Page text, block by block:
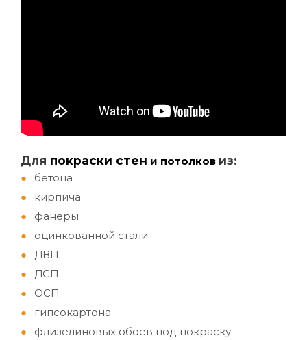
Для покраски стен и потолков из:
бетона
кирпича
фанеры
оцинкованной стали
ДВП
ДСП
ОСП
гипсокартона
флизелиновых обоев под покраску